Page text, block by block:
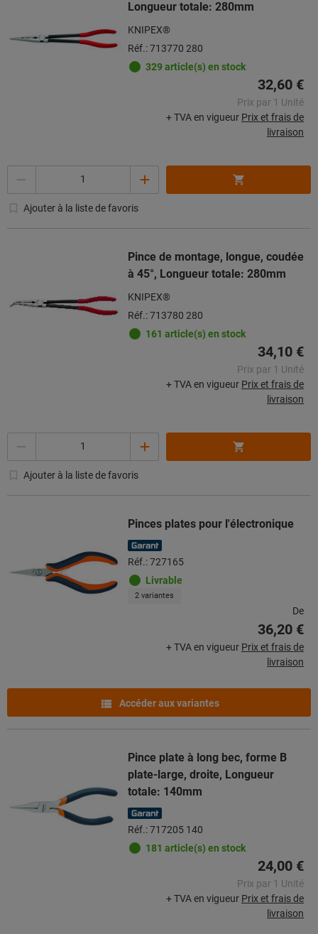
Longueur totale: 280mm
KNIPEX®
Réf.: 713770 280
329 article(s) en stock
32,60 €
Prix par 1 Unité
+ TVA en vigueur Prix et frais de
livraison
Ajouter à la liste de favoris
Pince de montage, longue, coudée
à 45°, Longueur totale: 280mm
KNIPEX®
Réf.: 713780 280
161 article(s) en stock
34,10 €
Prix par 1 Unité
+ TVA en vigueur Prix et frais de
livraison
Ajouter à la liste de favoris
Pinces plates pour l'électronique
Réf.: 727165
Livrable
2 variantes
De
36,20 €
+ TVA en vigueur Prix et frais de
livraison
Accéder aux variantes
Pince plate à long bec, forme B
plate-large, droite, Longueur
totale: 140mm
Réf.: 717205 140
181 article(s) en stock
24,00 €
Prix par 1 Unité
+ TVA en vigueur Prix et frais de
livraison